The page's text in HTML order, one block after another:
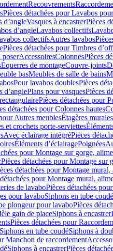
Recouvrements
Pièces détachées pour Lavabos
d’angleVasques à encastrerPièces
d’angleLavabos collectifs
collectifsAutres lavabos
Pièces détachées pour Timbres
poserAccessoiresColonnesPièces
Equerres de montageCouvre-joints
basMeubles de salle de bains
Pour lavabos doublesPièces
d’anglePlans pour vasquesPièces
Pièces détachées pour
détachées pour Colonnes hautes
Autres meublesÉtagères murales
et crochets porte-serviettes
Avec éclairage intégréPièces
Éléments d’éclairagePoignées
pour Montage sur gorge,
Pièces détachées pour Montage sur
détachées pour Montage
pour Montage mural,
de lavaboPièces détachées
pour lavaboSiphons en tube coudé
plongeur pour lavaboPièces
gain de placeSiphons à encastrer
Pièces détachées pour
en tube coudéSiphons à
Manchon de raccordement
Siphons à encastrerPièces